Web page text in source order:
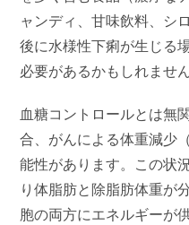
ャンディ、甘味飲料、シ
後に水様性下痢が生じる
必要があるかもしれません
血糖コントロールとは無
合、がんによる体重減少
能性があります。この状
り体脂肪と除脂肪体重が
胞の両方にエネルギーが